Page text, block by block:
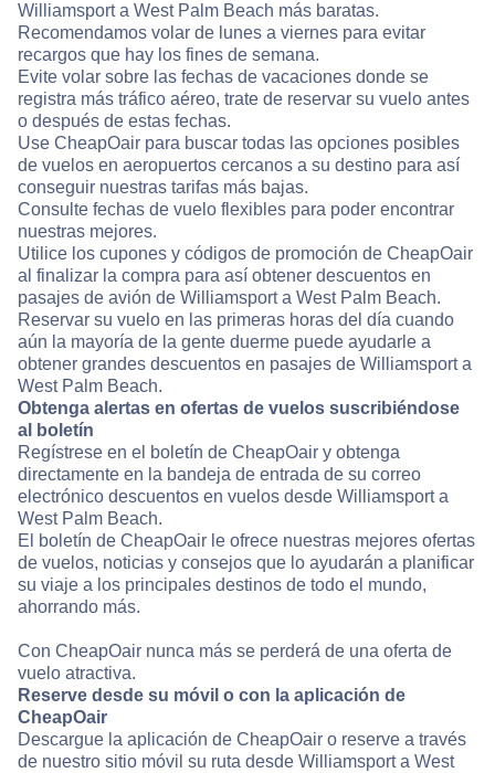
Williamsport a West Palm Beach más baratas.
Recomendamos volar de lunes a viernes para evitar
recargos que hay los fines de semana.
Evite volar sobre las fechas de vacaciones donde se
registra más tráfico aéreo, trate de reservar su vuelo antes
o después de estas fechas.
Use CheapOair para buscar todas las opciones posibles
de vuelos en aeropuertos cercanos a su destino para así
conseguir nuestras tarifas más bajas.
Consulte fechas de vuelo flexibles para poder encontrar
nuestras mejores.
Utilice los cupones y códigos de promoción de CheapOair
al finalizar la compra para así obtener descuentos en
pasajes de avión de Williamsport a West Palm Beach.
Reservar su vuelo en las primeras horas del día cuando
aún la mayoría de la gente duerme puede ayudarle a
obtener grandes descuentos en pasajes de Williamsport a
West Palm Beach.
Obtenga alertas en ofertas de vuelos suscribiéndose
al boletín
Regístrese en el boletín de CheapOair y obtenga
directamente en la bandeja de entrada de su correo
electrónico descuentos en vuelos desde Williamsport a
West Palm Beach.
El boletín de CheapOair le ofrece nuestras mejores ofertas
de vuelos, noticias y consejos que lo ayudarán a planificar
su viaje a los principales destinos de todo el mundo,
ahorrando más.
Con CheapOair nunca más se perderá de una oferta de
vuelo atractiva.
Reserve desde su móvil o con la aplicación de
CheapOair
Descargue la aplicación de CheapOair o reserve a través
de nuestro sitio móvil su ruta desde Williamsport a West